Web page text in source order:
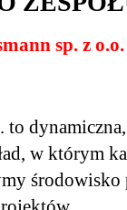
sp. z o.o.
to
w którym
środowisko